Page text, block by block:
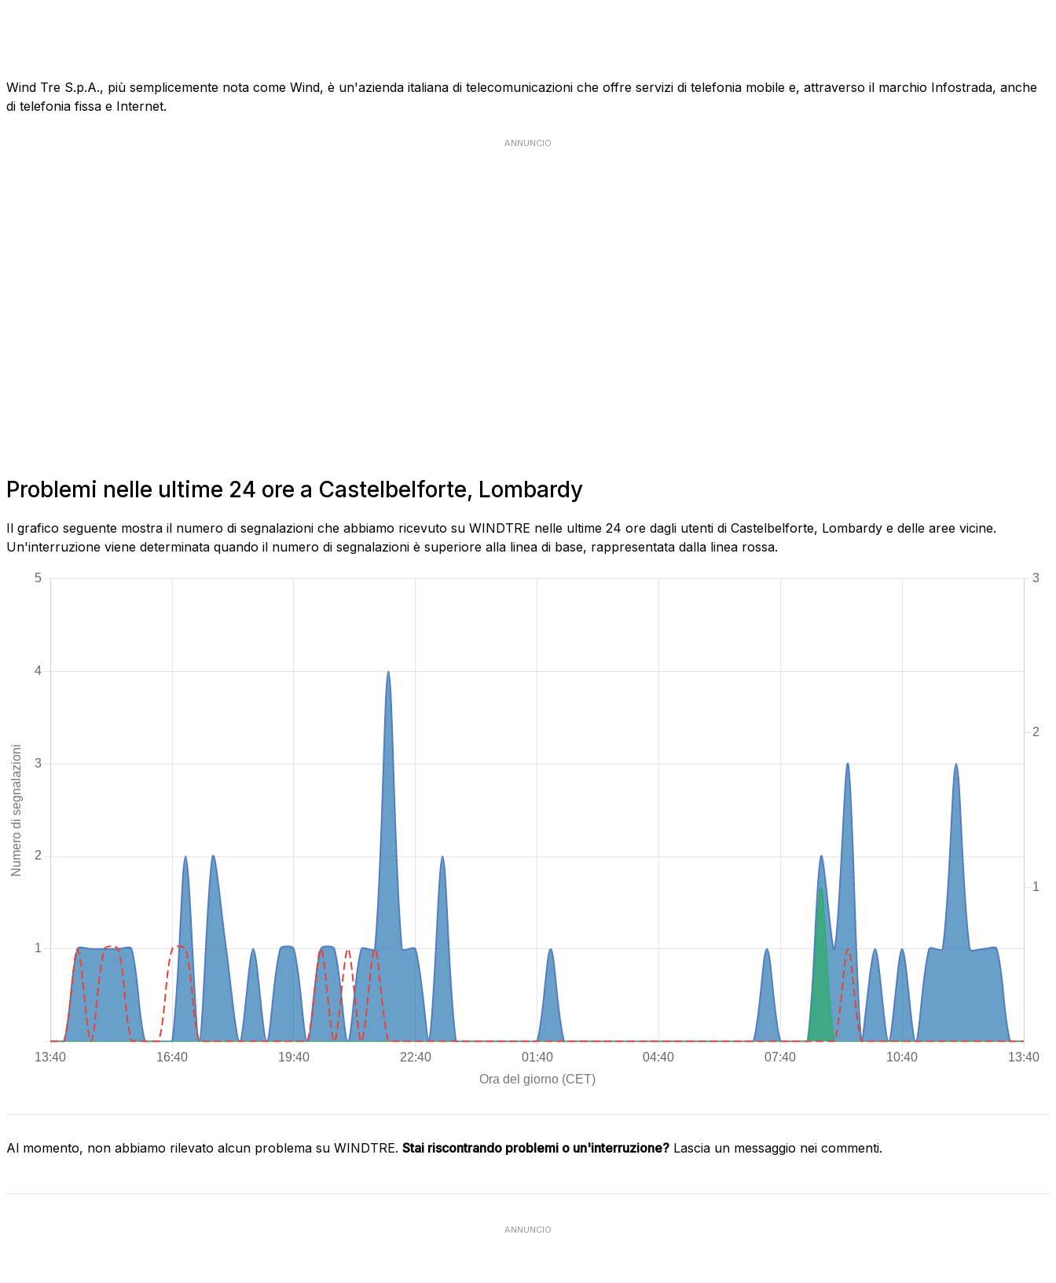
Wind Tre S.p.A., più semplicemente nota come Wind, è un'azienda italiana di telecomunicazioni che offre servizi di telefonia mobile e, attraverso il marchio Infostrada, anche
di telefonia fissa e Internet.
ANNUNCIO
Problemi nelle ultime 24 ore a Castelbelforte, Lombardy
Il grafico seguente mostra il numero di segnalazioni che abbiamo ricevuto su WINDTRE nelle ultime 24 ore dagli utenti di Castelbelforte, Lombardy e delle aree vicine.
Un'interruzione viene determinata quando il numero di segnalazioni è superiore alla linea di base, rappresentata dalla linea rossa.
Al momento, non abbiamo rilevato alcun problema su WINDTRE. Stai riscontrando problemi o un'interruzione? Lascia un messaggio nei commenti.
ANNUNCIO